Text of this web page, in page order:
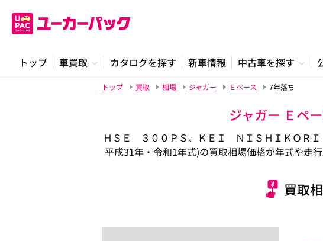
トップ 車買取 カタログを探す 新車情報 中古車を探す
トップ 買取 相場 ジャガー Ｅペース 7年落ち
ジャガー Ｅペ
ＨＳＥ ３００ＰＳ、ＫＥＩ ＮＩＳＨＩＫＯＲ
平成31年・令和1年式)の買取相場価格が年式や走
買取